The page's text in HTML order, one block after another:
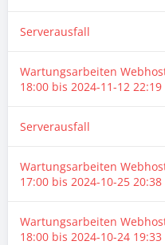
Serverausfall
Wartungsarbeiten
18:00 bis 2024-11-12 22:19
Serverausfall
Wartungsarbeiten
17:00 bis 2024-10-25 20:38
Wartungsarbeiten
18:00 bis 2024-10-24 19:33